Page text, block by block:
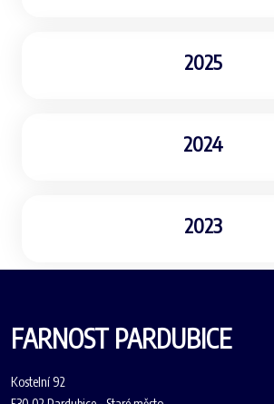
2025
2024
2023
FARNOST PARDUBICE
Kostelní 92